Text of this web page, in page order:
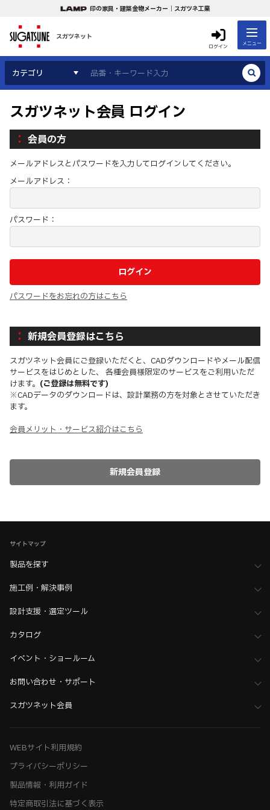
印の家具・建築金物メーカー｜スガツネ工業
スガツネット
ログイン メニュー
カテゴリ
スガツネット会員 ログイン
会員の方
メールアドレスとパスワードを入力してログインしてください。
メールアドレス：
パスワード：
パスワードをお忘れの方はこちら
新規会員登録はこちら
スガツネット会員にご登録いただくと、CADダウンロードやメール配信
サービスをはじめとした、 各種会員様限定のサービスをご利用いただ
けます。 (ご登録は無料です)
※CADデータのダウンロードは、設計業務の方を対象とさせていただき
ます。
会員メリット・サービス紹介はこちら
サイトマップ
製品を探す
施工例・解決事例
設計支援・選定ツール
カタログ
イベント・ショールーム
お問い合わせ・サポート
スガツネット会員
WEBサイト利用規約
プライバシーポリシー
製品情報・利用ガイド
特定商取引法に基づく表示